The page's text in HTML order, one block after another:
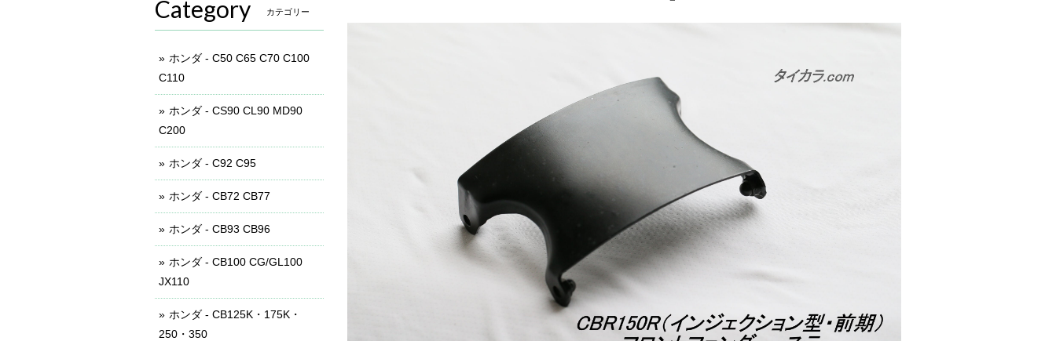
Category カテゴリー
ホンダ - C50 C65 C70 C100
C110
ホンダ - CS90 CL90 MD90
C200
ホンダ - C92 C95
ホンダ - CB72 CB77
ホンダ - CB93 CB96
ホンダ - CB100 CG/GL100
JX110
ホンダ - CB125K・175K・
250・350